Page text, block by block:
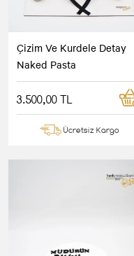
Çizim Ve Kurdele Detay
Naked Pasta
3.500,00 TL
Ücretsiz Kargo